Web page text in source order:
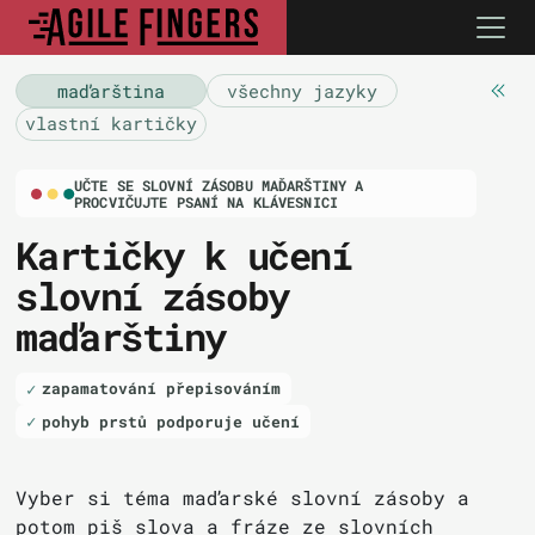
maďarština
všechny jazyky
vlastní kartičky
UČTE SE SLOVNÍ ZÁSOBU MAĎARŠTINY A
PROCVIČUJTE PSANÍ NA KLÁVESNICI
Kartičky k učení
slovní zásoby
maďarštiny
zapamatování přepisováním
pohyb prstů podporuje učení
Vyber si téma maďarské slovní zásoby a
potom piš slova a fráze ze slovních